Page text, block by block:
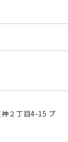
２丁目4-15 プ